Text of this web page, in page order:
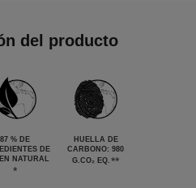
del producto
87 % DE
DE
NATURAL
*
HUELLA DE
CARBONO: 980
G.CO₂ EQ. **